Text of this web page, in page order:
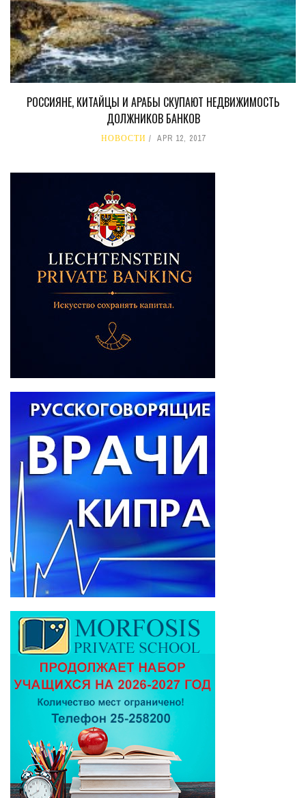
РОССИЯНЕ, КИТАЙЦЫ И АРАБЫ СКУПАЮТ НЕДВИЖИМОСТЬ
ДОЛЖНИКОВ БАНКОВ
НОВОСТИ APR 12, 2017